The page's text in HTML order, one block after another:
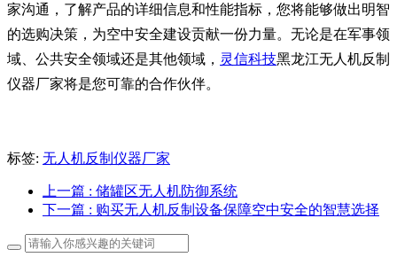
家沟通，了解产品的详细信息和性能指标，您将能够做出明智
的选购决策，为空中安全建设贡献一份力量。无论是在军事领
域、公共安全领域还是其他领域， 灵信科技黑龙江无人机反制
仪器厂家将是您可靠的合作伙伴。
标签: 无人机反制仪器厂家
上一篇 : 储罐区无人机防御系统
下一篇 : 购买无人机反制设备保障空中安全的智慧选择